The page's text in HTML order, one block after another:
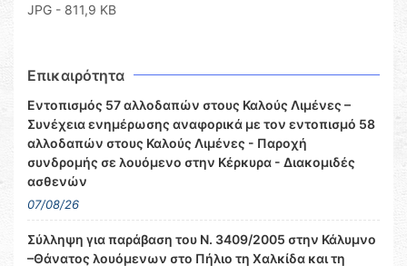
JPG - 811,9 KB
Επικαιρότητα
Εντοπισμός 57 αλλοδαπών στους Καλούς Λιμένες –
Συνέχεια ενημέρωσης αναφορικά με τον εντοπισμό 58
αλλοδαπών στους Καλούς Λιμένες - Παροχή
συνδρομής σε λουόμενο στην Κέρκυρα - Διακομιδές
ασθενών
07/08/26
Σύλληψη για παράβαση του Ν. 3409/2005 στην Κάλυμνο
–Θάνατος λουόμενων στο Πήλιο τη Χαλκίδα και τη